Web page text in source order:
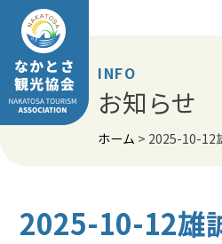
Skip
content
INFO
お知らせ
ホーム > 2025-10-12
2025-10-12雄